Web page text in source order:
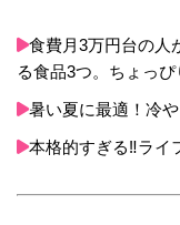
食費月3万円台の人
る食品3つ。ちょっ
暑い夏に最適！冷
本格的すぎる‼ライ